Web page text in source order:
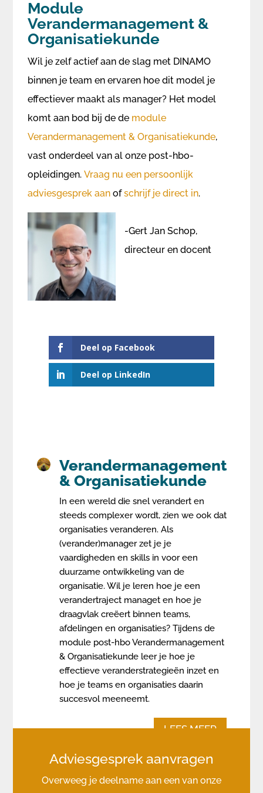
Module
Verandermanagement &
Organisatiekunde
Wil je zelf actief aan de slag met DINAMO
binnen je team en ervaren hoe dit model je
effectiever maakt als manager? Het model
komt aan bod bij de de module
Verandermanagement & Organisatiekunde,
vast onderdeel van al onze post-hbo-
opleidingen.Vraag nu een persoonlijk
adviesgesprek aan ofschrijf je direct in.
-Gert Jan Schop,
directeur en docent
Deel op Facebook
Deel op LinkedIn
Verandermanagement
& Organisatiekunde
In een wereld die snel verandert en
steeds complexer wordt, zien we ook dat
organisaties veranderen. Als
(verander)manager zet je je
vaardigheden en skills in voor een
duurzame ontwikkeling van de
organisatie. Wil je leren hoe je een
verandertraject managet en hoe je
draagvlak creëert binnen teams,
afdelingen en organisaties? Tijdens de
module post-hbo Verandermanagement
& Organisatiekunde leer je hoe je
effectieve veranderstrategieën inzet en
hoe je teams en organisaties daarin
succesvol meeneemt.
LEES MEER
Adviesgesprek aanvragen
Overweeg je deelname aan een van onze